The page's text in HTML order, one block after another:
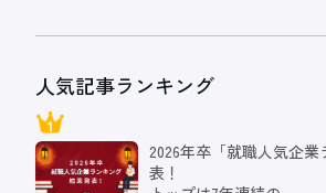
人気記事ランキング
2026年卒「就職人気企
表！